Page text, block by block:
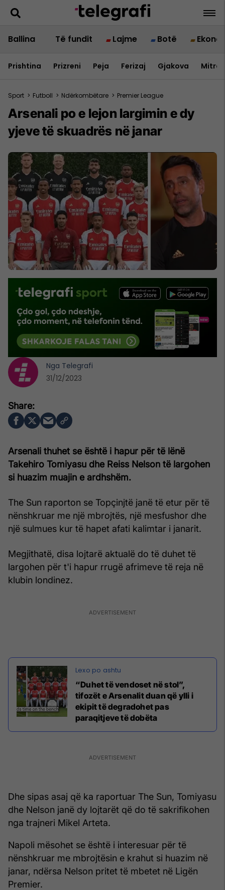
Ballina Të fundit Lajme Botë
Prishtina Prizreni Peja Ferizaj Gjakova
Sport > Futboll > Ndërkombëtare > Premier League
Arsenali po e lejon largimin e dy
yjeve të skuadrës në janar
Arsenali thuhet se është i hapur për të lënë
Takehiro Tomiyasu dhe Reiss Nelson të largohen
si huazim muajin e ardhshëm.
The Sun raporton se Topçinjtë janë të etur për të
nënshkruar me një mbrojtës, një mesfushor dhe
një sulmues kur të hapet afati kalimtar i janarit.
Megjithatë, disa lojtarë aktualë do të duhet të
largohen për t'i hapur rrugë afrimeve të reja në
klubin londinez.
“Duhet të vendoset në stol”,
tifozët e Arsenalit duan që ylli i
ekipit të degradohet pas
paraqitjeve të dobëta
Dhe sipas asaj që ka raportuar The Sun, Tomiyasu
dhe Nelson janë dy lojtarët që do të sakrifikohen
nga trajneri Mikel Arteta.
Napoli mësohet se është i interesuar për të
nënshkruar me mbrojtësin e krahut si huazim në
janar, ndërsa Nelson pritet të mbetet në Ligën
Premier.
Nga Telegrafi
31/12/2023